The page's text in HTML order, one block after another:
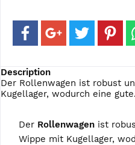
Description
Der Rollenwagen ist robust
Kugellager, wodurch eine
Der Rollenwagen ist
Wippe mit Kugellager,